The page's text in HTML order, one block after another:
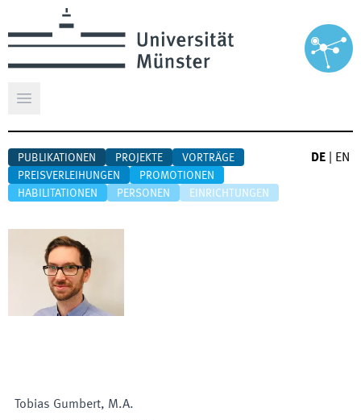
Hauptmenü öffnen
PUBLIKATIONEN PROJEKTE
VORTRÄGE
PREISVERLEIHUNGEN
PROMOTIONEN
HABILITATIONEN
PERSONEN EINRICHTUNGEN
DE EN
Tobias Gumbert, M.A.